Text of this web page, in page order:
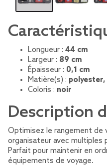
Longueur : 44 cm
Largeur : 89 cm
Épaisseur : 0,1 cm
Matière(s) :
Coloris : noir
Description
Optimisez le rangement
organisateur avec multiples
Parfait pour maintenir en
équipements de voyage.